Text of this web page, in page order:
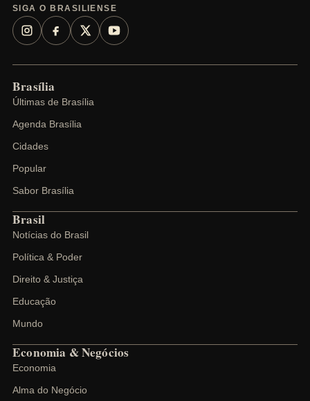
SIGA O BRASILIENSE
Brasília
Últimas de Brasília
Agenda Brasília
Cidades
Popular
Sabor Brasília
Brasil
Notícias do Brasil
Política & Poder
Direito & Justiça
Educação
Mundo
Economia & Negócios
Economia
Alma do Negócio